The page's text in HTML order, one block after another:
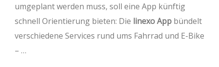
umgeplant werden muss, soll eine App künftig
schnell Orientierung bieten: Die linexo App bündelt
verschiedene Services rund ums Fahrrad und E-Bike
– …